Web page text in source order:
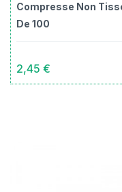
Compresse Non
De 100
2,45 €